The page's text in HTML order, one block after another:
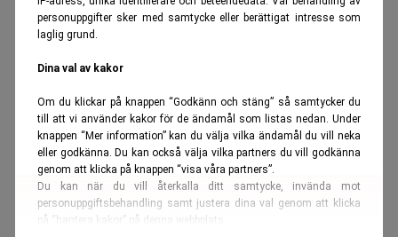
personuppgifter sker med samtycke eller berättigat intresse som
laglig grund.
Dina val av kakor
Om du klickar på knappen “Godkänn och stäng” så samtycker du
till att vi använder kakor för de ändamål som listas nedan. Under
knappen “Mer information” kan du välja vilka ändamål du vill neka
eller godkänna. Du kan också välja vilka partners du vill godkänna
genom att klicka på knappen “visa våra partners”.
Du kan när du vill återkalla ditt samtycke, invända mot
personuppgiftsbehandling samt justera dina val genom att klicka
på “hantera kakor” på denna webbplats.